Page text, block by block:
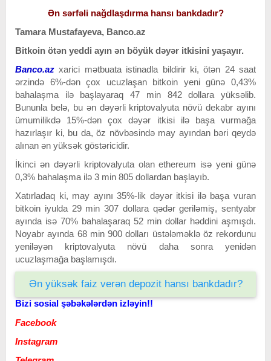
Ən sərfəli nağdlaşdırma hansı bankdadır?
Tamara Mustafayeva, Banco.az
Bitkoin ötən yeddi ayın ən böyük dəyər itkisini yaşayır.
Banco.az xarici mətbuata istinadla bildirir ki, ötən 24 saat
ərzində 6%-dən çox ucuzlaşan bitkoin yeni günə 0,43%
bahalaşma ilə başlayaraq 47 min 842 dollara yüksəlib.
Bununla belə, bu ən dəyərli kriptovalyuta növü dekabr ayını
ümumilikdə 15%-dən çox dəyər itkisi ilə başa vurmağa
hazırlaşır ki, bu da, öz növbəsində may ayından bəri qeydə
alınan ən yüksək göstəricidir.
İkinci ən dəyərli kriptovalyuta olan ethereum isə yeni günə
0,3% bahalaşma ilə 3 min 805 dollardan başlayıb.
Xatırladaq ki, may ayını 35%-lik dəyər itkisi ilə başa vuran
bitkoin iyulda 29 min 307 dollara qədər geriləmiş, sentyabr
ayında isə 70% bahalaşaraq 52 min dollar həddini aşmışdı.
Noyabr ayında 68 min 900 dolları üstələməklə öz rekordunu
yeniləyən kriptovalyuta növü daha sonra yenidən
ucuzlaşmağa başlamışdı.
Ən yüksək faiz verən depozit hansı bankdadır?
Bizi sosial şəbəkələrdən izləyin!!
Facebook
Instagram